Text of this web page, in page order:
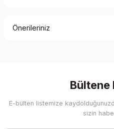
Önerileriniz
Görüş ve önerileriniz için
Ürün resmi kalitesiz, bozuk
Bültene
E-bülten listemize
sizin